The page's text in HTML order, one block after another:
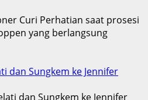
Curi Perhatian saat prosesi
yang berlangsung
dan Sungkem ke Jennifer